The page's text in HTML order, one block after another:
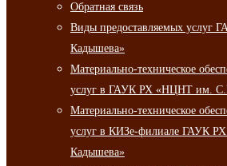
Обратная связь
Виды предоставляемых
Кадышева»
Материально-техническое
услуг в ГАУК РХ «НЦНТ им.
Материально-техническое
услуг в КИЗе-филиале ГАУК
Кадышева»